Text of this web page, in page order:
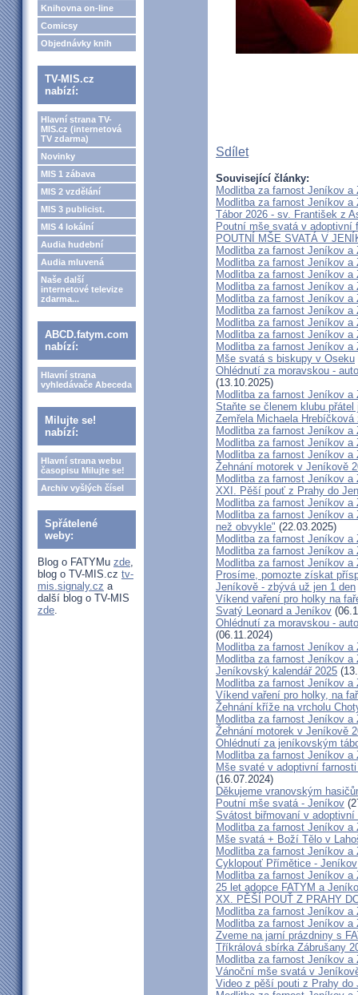
Knihovna on-line
Comicsy
Objednávky knih
TV-MIS.cz
nabízí:
Hlavní strana TV-
MIS.cz (internetová
TV zdarma)
Novinky
MIS 1 zábava
MIS 2 vzdělání
MIS 3 publicist.
MIS 4 lokální
Audia hudební
Audia mluvená
Naše další
internetové televize
zdarma...
ABCD.fatym.com
nabízí:
Hlavní strana
vyhledávače Abeceda
Milujte se!
nabízí:
Hlavní strana webu
časopisu Milujte se!
Archiv vyšlých čísel
Spřátelené
weby:
Blog o FATYMu zde,
blog o TV-MIS.cz tv-
mis.signaly.cz a
další blog o TV-MIS
zde.
Sdílet
Související články:
Modlitba za farnost Jeníkov a
Modlitba za farnost Jeníkov a
Tábor 2026 - sv. František z
Poutní mše svatá v adoptivní
POUTNÍ MŠE SVATÁ V
Modlitba za farnost Jeníkov a
Modlitba za farnost Jeníkov a
Modlitba za farnost Jeníkov a
Modlitba za farnost Jeníkov a
Modlitba za farnost Jeníkov a
Modlitba za farnost Jeníkov a
Modlitba za farnost Jeníkov a
Modlitba za farnost Jeníkov a
Modlitba za farnost Jeníkov a
Mše svatá s biskupy v Oseku
Ohlédnutí za moravskou -
(13.10.2025)
Modlitba za farnost Jeníkov a
Staňte se členem klubu
Zemřela Michaela
Modlitba za farnost Jeníkov a
Modlitba za farnost Jeníkov a
Modlitba za farnost Jeníkov a
Žehnání motorek v Jeníkově
Modlitba za farnost Jeníkov a
XXI. Pěší pouť z Prahy do
Modlitba za farnost Jeníkov a
Modlitba za farnost Jeníkov
než obvykle" (22.03.2025)
Modlitba za farnost Jeníkov a
Modlitba za farnost Jeníkov a
Modlitba za farnost Jeníkov a
Prosíme, pomozte získat
Jeníkově - zbývá už jen 1 den
Víkend vaření pro holky na
Svatý Leonard a Jeníkov
Ohlédnutí za moravskou -
(06.11.2024)
Modlitba za farnost Jeníkov a
Modlitba za farnost Jeníkov a
Jeníkovský kalendář 2025
Modlitba za farnost Jeníkov a
Víkend vaření pro holky, na
Žehnání kříže na vrcholu
Modlitba za farnost Jeníkov a
Žehnání motorek v Jeníkově
Ohlédnutí za jeníkovským
Modlitba za farnost Jeníkov a
Mše svaté v adoptivní
(16.07.2024)
Děkujeme vranovským
Poutní mše svatá - Jeníkov
Svátost biřmovaní v
Modlitba za farnost Jeníkov a
Mše svatá + Boží Tělo v
Modlitba za farnost Jeníkov a
Cyklopouť Přímětice - Jeníkov
Modlitba za farnost Jeníkov a
25 let adopce FATYM a
XX. PĚŠÍ POUŤ Z PRAHY
Modlitba za farnost Jeníkov a
Modlitba za farnost Jeníkov a
Zveme na jarní prázdniny s
Tříkrálová sbírka Zábrušany
Modlitba za farnost Jeníkov a
Vánoční mše svatá v
Video z pěší pouti z Prahy do